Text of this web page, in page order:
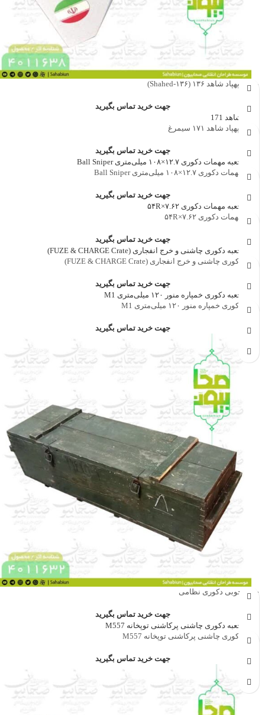
ماکت پهپاد شاهد ۱۳۶ (Shahed‑۱۳۶)
جهت خرید تماس بگیرید
ماکت پهپاد شاهد ۱۷۱ سیمرغ
جهت خرید تماس بگیرید
جعبه مهمات دکوری ۱۲.۷×۱۰۸ میلی‌متری Ball Sniper
جهت خرید تماس بگیرید
جعبه مهمات دکوری ۷.۶۲×۵۴R
جهت خرید تماس بگیرید
جعبه دکوری چاشنی و خرج انفجاری (FUZE & CHARGE Crate)
جهت خرید تماس بگیرید
جعبه دکوری خمپاره منور ۱۲۰ میلی‌متری M1
جهت خرید تماس بگیرید
جعبه چوبی دکوری نظامی
جهت خرید تماس بگیرید
جعبه دکوری چاشنی پرکاشنی توپخانه M557
جهت خرید تماس بگیرید